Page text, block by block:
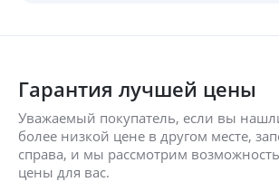
Гарантия лучшей цены
Уважаемый покупатель, если вы
более низкой цене в другом месте,
справа, и мы рассмотрим
цены для вас.